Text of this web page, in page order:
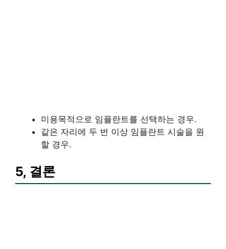
미용목적으로 임플란트를 선택하는 경우.
같은 자리에 두 번 이상 임플란트 시술을 원
할 경우.
5, 결론